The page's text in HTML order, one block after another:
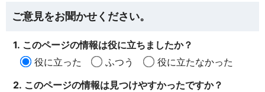
ご意見をお聞かせください。
1. このページの情報は役に立ちましたか？
役に立った
ふつう
役に立たなかった
2. このページの情報は見つけやすかったですか？